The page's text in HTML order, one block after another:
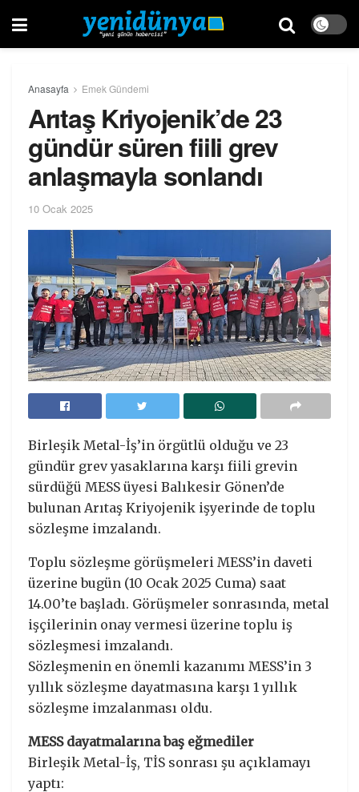
Anasayfa Emek Gündemi
Arıtaş Kriyojenik’de 23
gündür süren fiili grev
anlaşmayla sonlandı
10 Ocak 2025
Birleşik Metal-İş’in örgütlü olduğu ve 23
gündür grev yasaklarına karşı fiili grevin
sürdüğü MESS üyesi Balıkesir Gönen’de
bulunan Arıtaş Kriyojenik işyerinde de toplu
sözleşme imzalandı.
Toplu sözleşme görüşmeleri MESS’in daveti
üzerine bugün (10 Ocak 2025 Cuma) saat
14.00’te başladı. Görüşmeler sonrasında, metal
işçilerinin onay vermesi üzerine toplu iş
sözleşmesi imzalandı.
Sözleşmenin en önemli kazanımı MESS’in 3
yıllık sözleşme dayatmasına karşı 1 yıllık
sözleşme imzalanması oldu.
MESS dayatmalarına baş eğmediler
Birleşik Metal-İş, TİS sonrası şu açıklamayı
yaptı: